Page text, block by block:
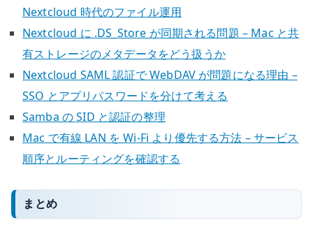
Nextcloud 時代のファイル運用
Nextcloud に .DS_Store が同期される問題 – Mac と共
有ストレージのメタデータをどう扱うか
Nextcloud SAML 認証で WebDAV が問題になる理由 –
SSO とアプリパスワードを分けて考える
Samba の SID と認証の整理
Mac で有線 LAN を Wi-Fi より優先する方法 – サービス
順序とルーティングを確認する
まとめ